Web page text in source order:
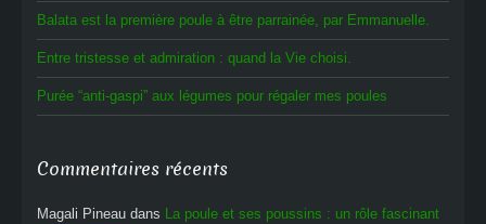
Balata est la première poule à être parrainée, par Emmanuelle.
Entre tristesse et admiration : quand la Vie choisi.
Purée “anti-gaspi” aux légumes pour régaler mes poules
Commentaires récents
Magali Pineau dans La poule et ses poussins : un rôle fascinant